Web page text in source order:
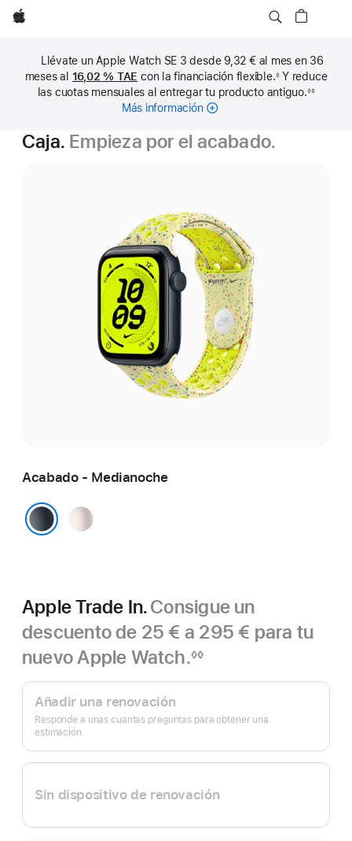
Apple
Llévate un Apple Watch SE 3 desde 9,32 € al mes en 36
meses al 16,02 % TAE con la financiación flexible.◊Y reduce
las cuotas mensuales al entregar tu producto antiguo.
página
◊◊
Más informaciónsobre
mensuales
Caja. Empieza por el acabado.
Acabado - Medianoche
Blanco
estrella
Apple Trade In.Consigue un
descuento de 25 € a 295 € para tu
nuevo Apple Watch.
a
página
◊◊
Apple
Trade In.
Añadir una renovación
Responde a unas cuantas preguntas para obtener una
estimación.
Sin dispositivo de renovación